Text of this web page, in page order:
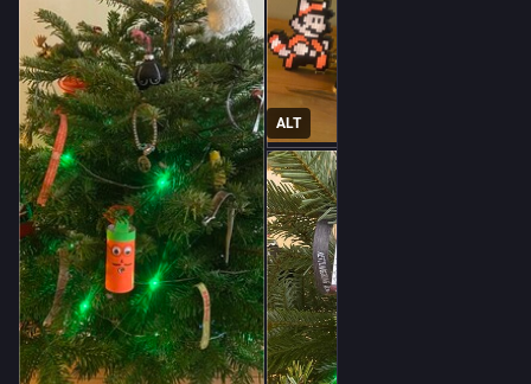
ALT